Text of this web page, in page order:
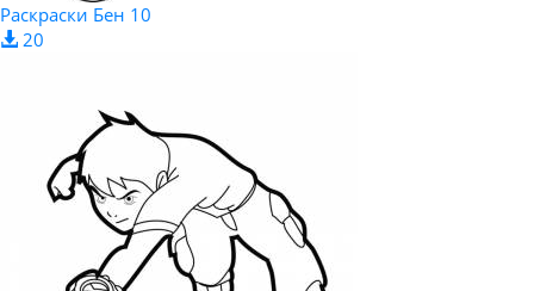
Раскраски Бен 10
20